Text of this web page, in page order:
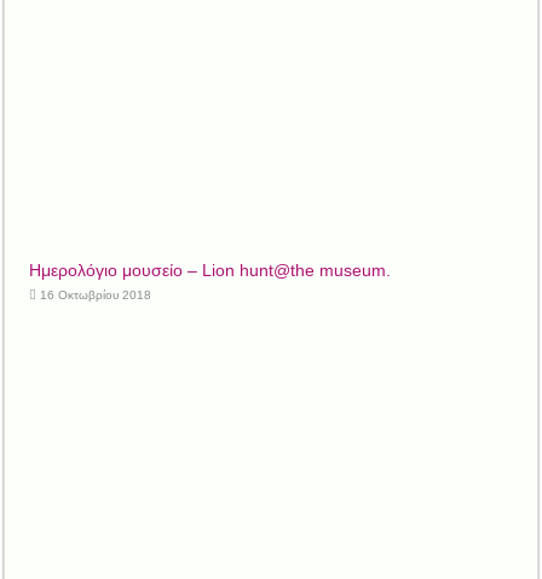
Ημερολόγιο μουσείο – Lion hunt@the museum.
16 Οκτωβρίου 2018